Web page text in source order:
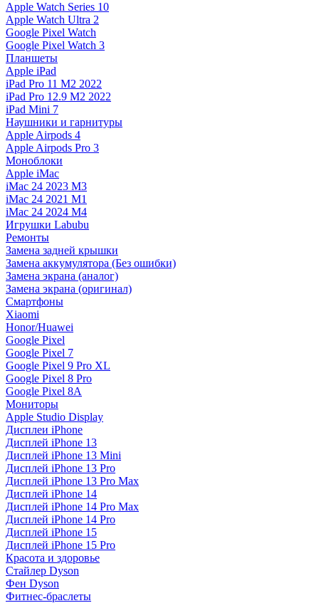
Apple Watch Series 10
Apple Watch Ultra 2
Google Pixel Watch
Google Pixel Watch 3
Планшеты
Apple iPad
iPad Pro 11 M2 2022
iPad Pro 12.9 M2 2022
iPad Mini 7
Наушники и гарнитуры
Apple Airpods 4
Apple Airpods Pro 3
Моноблоки
Apple iMac
iMac 24 2023 M3
iMac 24 2021 M1
iMac 24 2024 M4
Игрушки Labubu
Ремонты
Замена задней крышки
Замена аккумулятора (Без ошибки)
Замена экрана (аналог)
Замена экрана (оригинал)
Смартфоны
Xiaomi
Honor/Huawei
Google Pixel
Google Pixel 7
Google Pixel 9 Pro XL
Google Pixel 8 Pro
Google Pixel 8A
Мониторы
Apple Studio Display
Дисплеи iPhone
Дисплей iPhone 13
Дисплей iPhone 13 Mini
Дисплей iPhone 13 Pro
Дисплей iPhone 13 Pro Max
Дисплей iPhone 14
Дисплей iPhone 14 Pro Max
Дисплей iPhone 14 Pro
Дисплей iPhone 15
Дисплей iPhone 15 Pro
Красота и здоровье
Стайлер Dyson
Фен Dyson
Фитнес-браслеты